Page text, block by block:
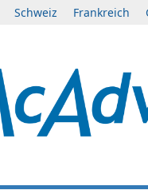
Schweiz Frankreich